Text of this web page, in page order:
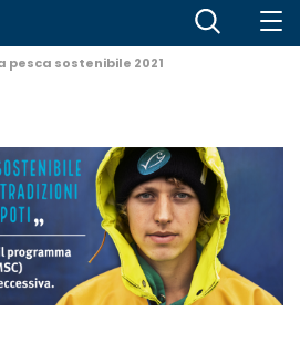
sostenibile 2021